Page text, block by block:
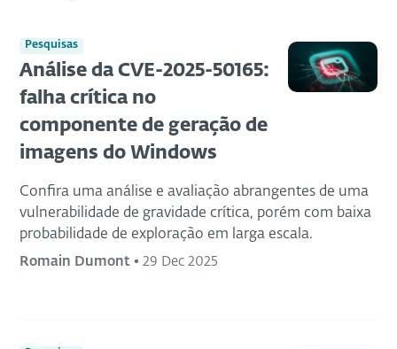
Pesquisas
Análise da CVE-2025-50165:
falha crítica no
componente de geração de
imagens do Windows
Confira uma análise e avaliação abrangentes de uma
vulnerabilidade de gravidade crítica, porém com baixa
probabilidade de exploração em larga escala.
Romain Dumont • 29 Dec 2025